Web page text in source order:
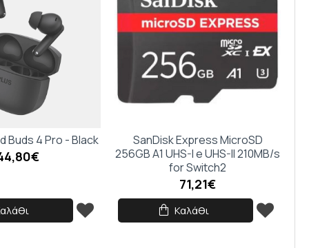
Buds 4 Pro - Black
SanDisk Express MicroSD
256GB A1 UHS-I e UHS-II 210MB/s
for Switch2
71,21€
Καλάθι